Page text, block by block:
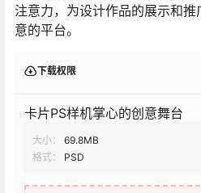
注意力，为设计作品的展示和
意的平台。
下载权限
卡片PS样机掌心的创意舞台
大小：
69.8MB
格式：
PSD